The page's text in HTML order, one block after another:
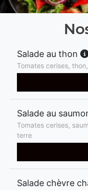
Salade au thon
Tomates cerises,
Salade au
Tomates cerises,
terre
Salade chèvre